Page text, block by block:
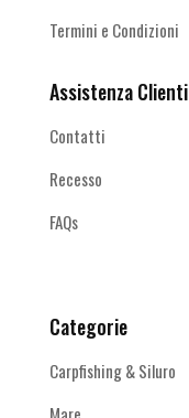
Termini e Condizioni
Assistenza Clienti
Contatti
Recesso
FAQs
Categorie
Carpfishing & Siluro